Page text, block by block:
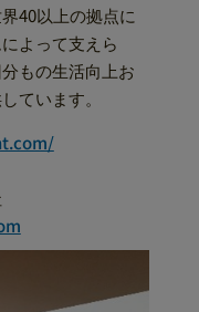
40以上の拠点に
よって支えら
もの生活向上お
ています。